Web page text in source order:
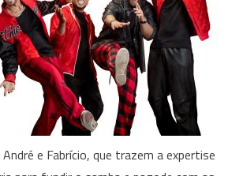
e Fabrício, que trazem a expertise